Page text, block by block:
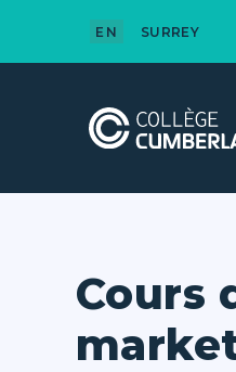
EN SURREY
Cours